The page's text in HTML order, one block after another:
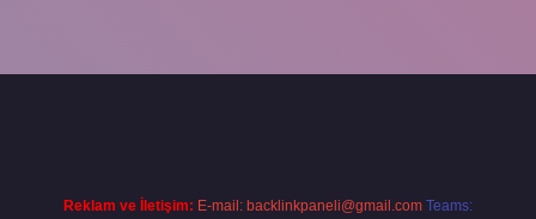
Reklam ve İletişim: E-mail: backlinkpaneli@gmail.com Teams: